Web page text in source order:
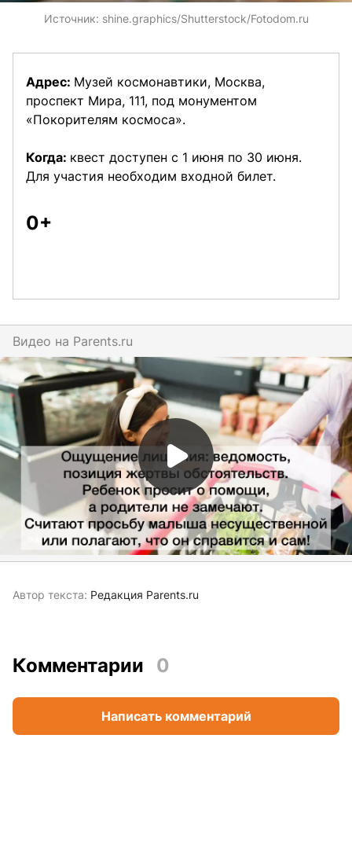
Источник: shine.graphics/Shutterstock/Fotodom.ru
Адрес: Музей космонавтики, Москва,
проспект Мира, 111, под монументом
«Покорителям космоса».
Когда: квест доступен с 1 июня по 30 июня.
Для участия необходим входной билет.
0+
Видео на parents.ru
Автор текста: Редакция Parents.ru
Комментарии 0
Написать комментарий